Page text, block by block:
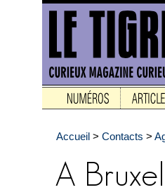
Accueil > Contacts >